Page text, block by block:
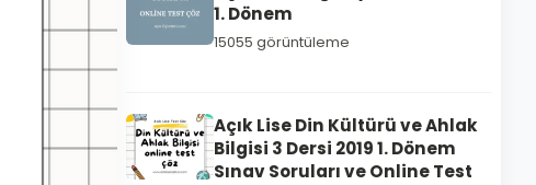
1. Dönem
15055 görüntüleme
Açık Lise Din Kültürü ve Ahlak
Bilgisi 3 Dersi 2019 1. Dönem
Sınav Soruları ve Online Test